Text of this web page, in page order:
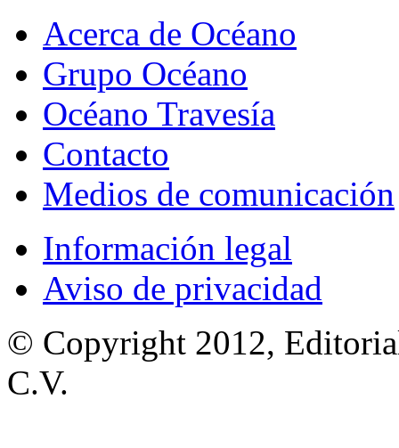
Acerca de Océano
Grupo Océano
Océano Travesía
Contacto
Medios de comunicación
Información legal
Aviso de privacidad
© Copyright 2012,
C.V.